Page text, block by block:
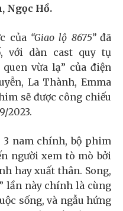
Ngọc Hồ.
của“Giao lộ 8675”đã
với dàn cast quy tụ
vừa lạ” của điện
La Thành, Emma
sẽ được công chiếu
2023.
3 nam chính, bộ phim
người xem tò mò bởi
hay xuất thân. Song,
lần này chính là cùng
sống, và ngẫu hứng